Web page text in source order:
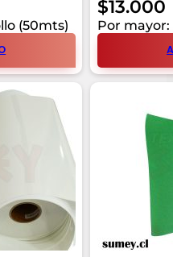
(50mts)
$13.000
Por mayor: